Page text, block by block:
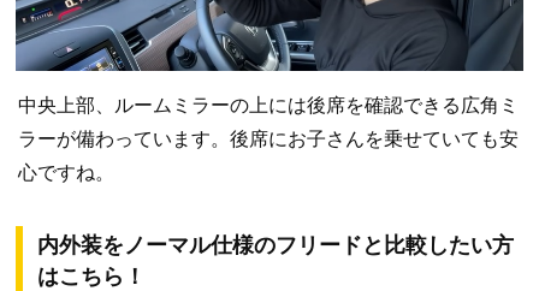
中央上部、ルームミラーの上には後席を確認できる広角ミ
ラーが備わっています。後席にお子さんを乗せていても安
心ですね。
内外装をノーマル仕様のフリードと比較したい方
はこちら！